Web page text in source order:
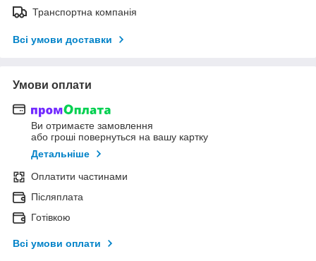
Транспортна компанія
Всі умови доставки
Умови оплати
Ви отримаєте замовлення
або гроші повернуться на вашу картку
Детальніше
Оплатити частинами
Післяплата
Готівкою
Всі умови оплати